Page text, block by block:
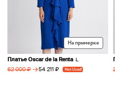
На примерке
Платье Oscar de la Renta L
62 000 ₽ → 54 211 ₽ Not Used!